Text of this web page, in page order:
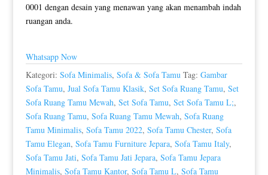
0001 dengan desain yang menawan yang akan menambah indah
ruangan anda.
Whatsapp Now
Kategori: Sofa Minimalis, Sofa & Sofa Tamu Tag: Gambar
Sofa Tamu, Jual Sofa Tamu Klasik, Set Sofa Ruang Tamu, Set
Sofa Ruang Tamu Mewah, Set Sofa Tamu, Set Sofa Tamu L;,
Sofa Ruang Tamu, Sofa Ruang Tamu Mewah, Sofa Ruang
Tamu Minimalis, Sofa Tamu 2022, Sofa Tamu Chester, Sofa
Tamu Elegan, Sofa Tamu Furniture Jepara, Sofa Tamu Italy,
Sofa Tamu Jati, Sofa Tamu Jati Jepara, Sofa Tamu Jepara
Minimalis, Sofa Tamu Kantor, Sofa Tamu L, Sofa Tamu